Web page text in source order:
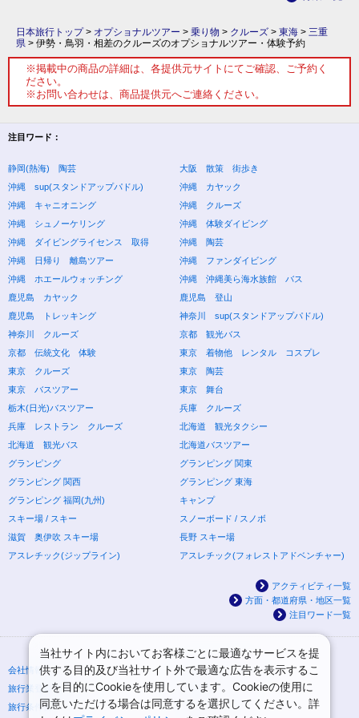
日本旅行トップ> オプショナルツアー > 乗り物 > クルーズ > 東海 > 三重
県 > 伊勢・鳥羽・相差のクルーズのオプショナルツアー・体験予約
※掲載中の商品の詳細は、各提供元サイトにてご確認、ご予約く
ださい。
※お問い合わせは、商品提供元へご連絡ください。
注目ワード：
静岡(熱海) 陶芸
大阪 散策 街歩き
沖縄 sup(スタンドアップパドル)
沖縄 カヤック
沖縄 キャニオニング
沖縄 クルーズ
沖縄 シュノーケリング
沖縄 体験ダイビング
沖縄 ダイビングライセンス 取得
沖縄 陶芸
沖縄 日帰り 離島ツアー
沖縄 ファンダイビング
沖縄 ホエールウォッチング
沖縄 沖縄美ら海水族館 バス
鹿児島 カヤック
鹿児島 登山
鹿児島 トレッキング
神奈川 sup(スタンドアップパドル)
神奈川 クルーズ
京都 観光バス
京都 伝統文化 体験
東京 着物他 レンタル コスプレ
東京 クルーズ
東京 陶芸
東京 バスツアー
東京 舞台
栃木(日光)バスツアー
兵庫 クルーズ
兵庫 レストラン クルーズ
北海道 観光タクシー
北海道 観光バス
北海道バスツアー
グランピング
グランピング 関東
グランピング 関西
グランピング 東海
グランピング 福岡(九州)
キャンプ
スキー場 / スキー
スノーボード / スノボ
滋賀 奥伊吹 スキー場
長野 スキー場
アスレチック(ジップライン)
アスレチック(フォレストアドベンチャー)
アクティビティ一覧
方面・都道府県・地区一覧
注目ワード一覧
会社情報
プライバシーポリシー
旅行業登録票・約款
規約集
旅行条件書
ニュースリリース
当社サイト内においてお客様ごとに最適なサービスを提
供する目的及び当社サイト外で最適な広告を表示するこ
とを目的にCookieを使用しています。Cookieの使用に
同意いただける場合は同意するを選択してください。詳